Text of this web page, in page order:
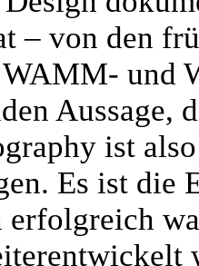
– von den
und
ist
Es ist die
erfolgreich